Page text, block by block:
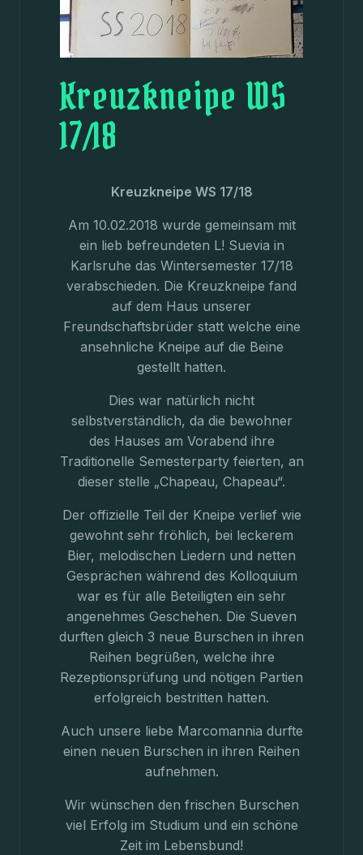
Kreuzkneipe WS
17/18
Kreuzkneipe WS 17/18
Am 10.02.2018 wurde gemeinsam mit
ein lieb befreundeten L! Suevia in
Karlsruhe das Wintersemester 17/18
verabschieden. Die Kreuzkneipe fand
auf dem Haus unserer
Freundschaftsbrüder statt welche eine
ansehnliche Kneipe auf die Beine
gestellt hatten.
Dies war natürlich nicht
selbstverständlich, da die bewohner
des Hauses am Vorabend ihre
Traditionelle Semesterparty feierten, an
dieser stelle „Chapeau, Chapeau“.
Der offizielle Teil der Kneipe verlief wie
gewohnt sehr fröhlich, bei leckerem
Bier, melodischen Liedern und netten
Gesprächen während des Kolloquium
war es für alle Beteiligten ein sehr
angenehmes Geschehen. Die Sueven
durften gleich 3 neue Burschen in ihren
Reihen begrüßen, welche ihre
Rezeptionsprüfung und nötigen Partien
erfolgreich bestritten hatten.
Auch unsere liebe Marcomannia durfte
einen neuen Burschen in ihren Reihen
aufnehmen.
Wir wünschen den frischen Burschen
viel Erfolg im Studium und ein schöne
Zeit im Lebensbund!